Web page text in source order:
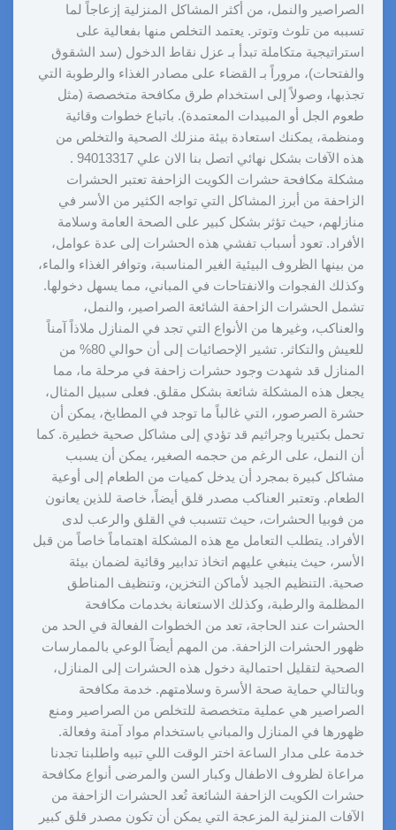
الصراصير والنمل، من أكثر المشاكل المنزلية إزعاجاً لما
تسببه من تلوث وتوتر. يعتمد التخلص منها بفعالية على
استراتيجية متكاملة تبدأ بـ عزل نقاط الدخول (سد الشقوق
والفتحات)، مروراً بـ القضاء على مصادر الغذاء والرطوبة التي
تجذبها، وصولاً إلى استخدام طرق مكافحة متخصصة (مثل
طعوم الجل أو المبيدات المعتمدة). باتباع خطوات وقائية
ومنظمة، يمكنك استعادة بيئة منزلك الصحية والتخلص من
هذه الآفات بشكل نهائي اتصل بنا الان علي 94013317 .
مشكلة مكافحة حشرات الكويت الزاحفة تعتبر الحشرات
الزاحفة من أبرز المشاكل التي تواجه الكثير من الأسر في
منازلهم، حيث تؤثر بشكل كبير على الصحة العامة وسلامة
الأفراد. تعود أسباب تفشي هذه الحشرات إلى عدة عوامل،
من بينها الظروف البيئية الغير المناسبة، وتوافر الغذاء والماء،
وكذلك الفجوات والانفتاحات في المباني، مما يسهل دخولها.
تشمل الحشرات الزاحفة الشائعة الصراصير، والنمل،
والعناكب، وغيرها من الأنواع التي تجد في المنازل ملاذاً آمناً
للعيش والتكاثر. تشير الإحصائيات إلى أن حوالي 80% من
المنازل قد شهدت وجود حشرات زاحفة في مرحلة ما، مما
يجعل هذه المشكلة شائعة بشكل مقلق. فعلى سبيل المثال،
حشرة الصرصور، التي غالباً ما توجد في المطابخ، يمكن أن
تحمل بكتيريا وجراثيم قد تؤدي إلى مشاكل صحية خطيرة. كما
أن النمل، على الرغم من حجمه الصغير، يمكن أن يسبب
مشاكل كبيرة بمجرد أن يدخل كميات من الطعام إلى أوعية
الطعام. وتعتبر العناكب مصدر قلق أيضاً، خاصة للذين يعانون
من فوبيا الحشرات، حيث تتسبب في القلق والرعب لدى
الأفراد. يتطلب التعامل مع هذه المشكلة اهتماماً خاصاً من قبل
الأسر، حيث ينبغي عليهم اتخاذ تدابير وقائية لضمان بيئة
صحية. التنظيم الجيد لأماكن التخزين، وتنظيف المناطق
المظلمة والرطبة، وكذلك الاستعانة بخدمات مكافحة
الحشرات عند الحاجة، تعد من الخطوات الفعالة في الحد من
ظهور الحشرات الزاحفة. من المهم أيضاً الوعي بالممارسات
الصحية لتقليل احتمالية دخول هذه الحشرات إلى المنازل،
وبالتالي حماية صحة الأسرة وسلامتهم. خدمة مكافحة
الصراصير هي عملية متخصصة للتخلص من الصراصير ومنع
ظهورها في المنازل والمباني باستخدام مواد آمنة وفعالة.
خدمة على مدار الساعة اختر الوقت اللي تبيه واطلبنا تجدنا
مراعاة لظروف الاطفال وكبار السن والمرضى أنواع مكافحة
حشرات الكويت الزاحفة الشائعة تُعد الحشرات الزاحفة من
الآفات المنزلية المزعجة التي يمكن أن تكون مصدر قلق كبير